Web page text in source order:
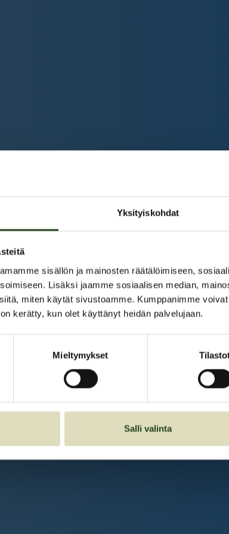
Yksityiskohdat
sisällön ja mainosten räätälöimiseen,
Lisäksi jaamme sosiaalisen median,
miten käytät sivustoamme. Kumppanimme
kerätty, kun olet käyttänyt heidän palvelujaan.
Mieltymykset
Salli valinta
Kauppakeskus Grani
Intranet
Et ole kirjautunut sisään.Kirjaudu